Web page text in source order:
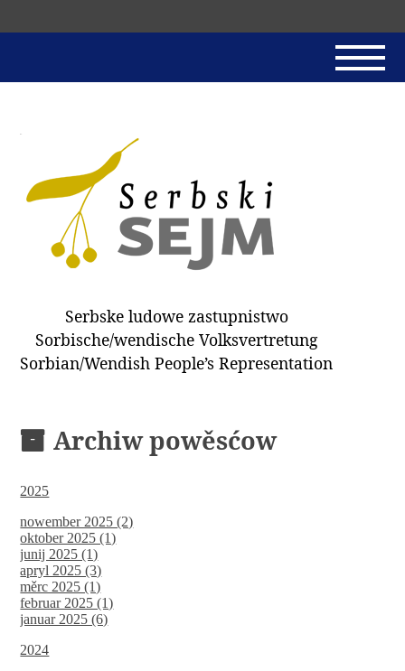
SERBSKI SEJM
JADNAŃSKI PÓRĚD
PROTOKOLE / HOBZAMKŃEŃA
DARY
WÓTPÓSŁAŃCY
HUBĚRKI
Serbske ludowe zastupnistwo
Sorbische/wendische Volksvertretung
Sorbian/Wendish People’s Representation
Archiw powěsćow
2025
nowember 2025 (2)
oktober 2025 (1)
junij 2025 (1)
apryl 2025 (3)
měrc 2025 (1)
februar 2025 (1)
januar 2025 (6)
2024